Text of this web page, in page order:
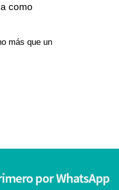
como
más que un